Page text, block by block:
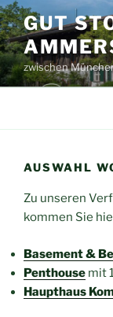
Skip
to
content
GUT
zwischen
AUSWAHL
Zu unseren
kommen Sie
Basement &
Penthouse mit
Haupthaus